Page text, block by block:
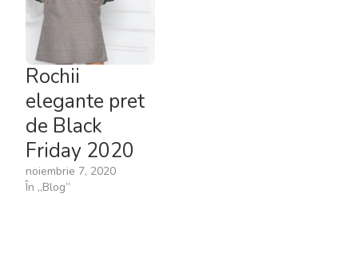
Rochii
elegante pret
de Black
Friday 2020
noiembrie 7, 2020
În „Blog”